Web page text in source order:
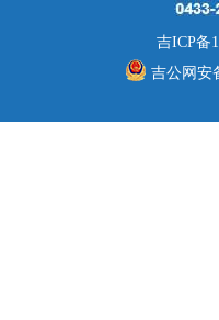
吉ICP备
吉公网安